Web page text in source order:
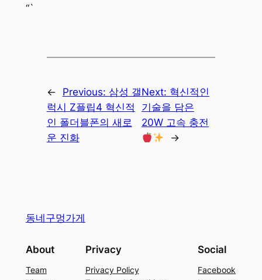
“`
← Previous: 삼성 갤
럭시 Z플립4 혁신적
인 폴더블폰의 새로
운 진화
Next: 혁신적인
기술을 담은
20W 고속 충전
→
동네구멍가게
About
Team
Privacy
Privacy Policy
Social
Facebook